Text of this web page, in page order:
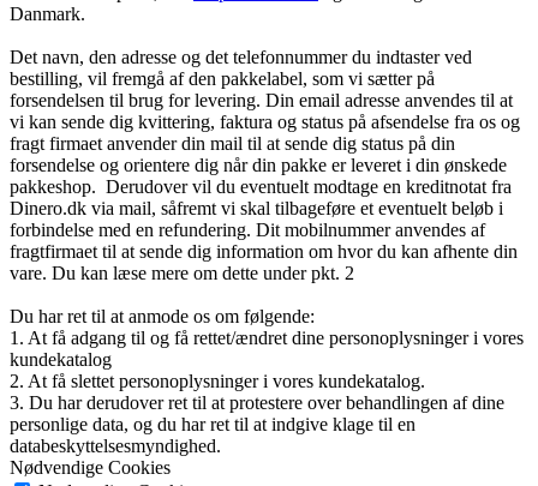
Danmark.
Det navn, den adresse og det telefonnummer du indtaster ved
bestilling, vil fremgå af den pakkelabel, som vi sætter på
forsendelsen til brug for levering. Din email adresse anvendes til at
vi kan sende dig kvittering, faktura og status på afsendelse fra os og
fragt firmaet anvender din mail til at sende dig status på din
forsendelse og orientere dig når din pakke er leveret i din ønskede
pakkeshop. Derudover vil du eventuelt modtage en kreditnotat fra
Dinero.dk via mail, såfremt vi skal tilbageføre et eventuelt beløb i
forbindelse med en refundering. Dit mobilnummer anvendes af
fragtfirmaet til at sende dig information om hvor du kan afhente din
vare. Du kan læse mere om dette under pkt. 2
Du har ret til at anmode os om følgende:
1. At få adgang til og få rettet/ændret dine personoplysninger i vores
kundekatalog
2. At få slettet personoplysninger i vores kundekatalog.
3. Du har derudover ret til at protestere over behandlingen af dine
personlige data, og du har ret til at indgive klage til en
databeskyttelsesmyndighed.
Nødvendige Cookies